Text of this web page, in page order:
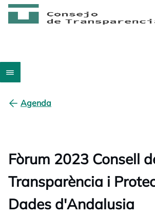
Agenda
Fòrum 2023 Consell
Transparència i
Dades d'Andalusia